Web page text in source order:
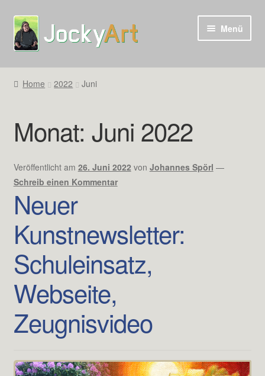
Zur
Navigation
springen
Zum
Inhalt
springen
Menü
Home 2022 Juni
Monat: Juni 2022
Veröffentlicht am 26. Juni 2022 von Johannes Spörl —
Schreib einen Kommentar
Neuer
Kunstnewsletter:
Schuleinsatz,
Webseite,
Zeugnisvideo